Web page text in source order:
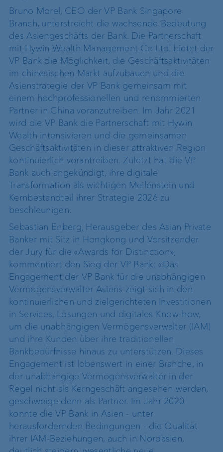
Bruno Morel, CEO der VP Bank Singapore
Branch, unterstreicht die wachsende Bedeutung
des Asiengeschäfts der Bank. Die Partnerschaft
mit Hywin Wealth Management Co Ltd. bietet der
VP Bank die Möglichkeit, die Geschäftsaktivitäten
im chinesischen Markt aufzubauen und die
Asienstrategie der VP Bank gemeinsam mit
einem hochprofessionellen und renommierten
Partner in China voranzutreiben. Im Jahr 2021
wird die VP Bank die Partnerschaft mit Hywin
Wealth intensivieren und die gemeinsamen
Geschäftsaktivitäten in dieser attraktiven Region
kontinuierlich vorantreiben. Zuletzt hat die VP
Bank auch angekündigt, ihre digitale
Transformation als wichtigen Meilenstein und
Kernbestandteil ihrer Strategie 2026 zu
beschleunigen.
Sebastian Enberg, Herausgeber des Asian Private
Banker mit Sitz in Hongkong und Vorsitzender
der Jury für die «Awards for Distinction»,
kommentiert den Sieg der VP Bank: «Das
Engagement der VP Bank für die unabhängigen
Vermögensverwalter Asiens zeigt sich in den
kontinuierlichen und zielgerichteten Investitionen
in Services, Lösungen und digitales Know-how,
um die unabhängigen Vermögensverwalter (IAM)
und ihre Kunden über ihre traditionellen
Bankbedürfnisse hinaus zu unterstützen. Dieses
Engagement ist lobenswert in einer Branche, in
der unabhängige Vermögensverwalter in der
Regel nicht als Kerngeschäft angesehen werden,
geschweige denn als Partner. Im Jahr 2020
konnte die VP Bank in Asien - unter
herausfordernden Bedingungen - die Qualität
ihrer IAM-Beziehungen, auch in Nordasien,